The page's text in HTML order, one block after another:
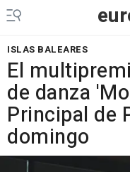
ISLAS BALEARES
El
de danza
Principal de
domingo